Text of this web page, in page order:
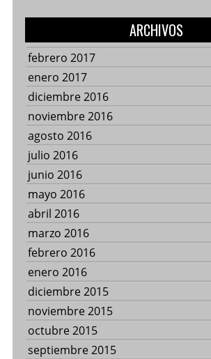
ARCHIVOS
febrero 2017
enero 2017
diciembre 2016
noviembre 2016
agosto 2016
julio 2016
junio 2016
mayo 2016
abril 2016
marzo 2016
febrero 2016
enero 2016
diciembre 2015
noviembre 2015
octubre 2015
septiembre 2015